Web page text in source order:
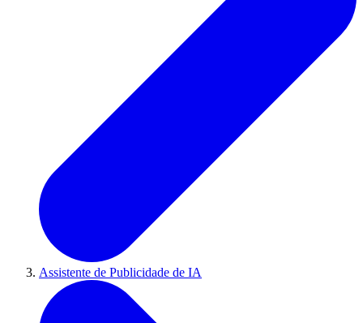
Assistente de Publicidade de IA